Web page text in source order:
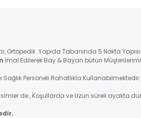
Ortopedik Yapıda Tabanında 5 Nokta
İmal Edilerek Bay & Bayan bütün
Sağlık Personeli Rahatlıkla
de , Koşullarda ve Uzun süreli ayakta